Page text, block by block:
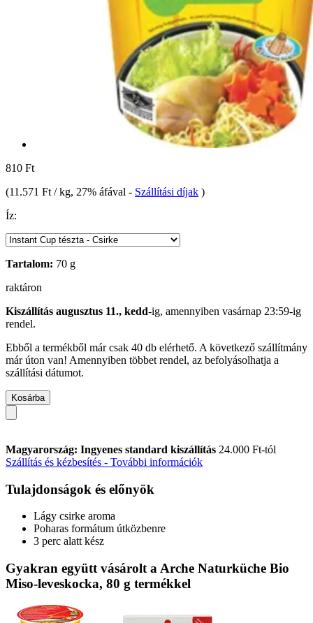
810 Ft
(11.571 Ft / kg, 27% áfával - Szállítási díjak )
Íz:
Tartalom: 70 g
raktáron
Kiszállítás augusztus 11., kedd-ig, amennyiben vasárnap 23:59-ig
rendel.
Ebből a termékből már csak 40 db elérhető. A következő szállítmány
már úton van! Amennyiben többet rendel, az befolyásolhatja a
szállítási dátumot.
Kosárba
Magyarország: Ingyenes standard kiszállítás 24.000 Ft-tól
Szállítás és kézbesítés - További információk
Tulajdonságok és előnyök
Lágy csirke aroma
Poharas formátum útközbenre
3 perc alatt kész
Gyakran együtt vásárolt a Arche Naturküche Bio
Miso-leveskocka, 80 g termékkel